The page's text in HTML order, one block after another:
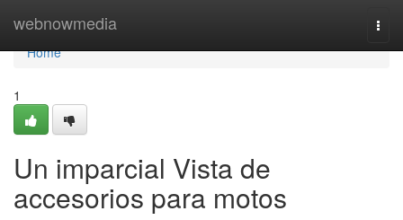
webnowmedia
Home
Home
1
Un imparcial Vista de
accesorios para motos